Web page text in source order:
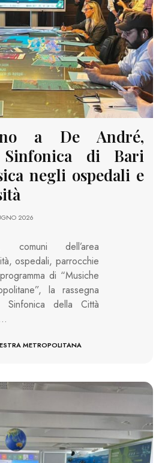
a De André,
Sinfonica di Bari
negli ospedali e
2026
comuni dell’area
ospedali, parrocchie
di “Musiche
la rassegna
Sinfonica della Città
METROPOLITANA